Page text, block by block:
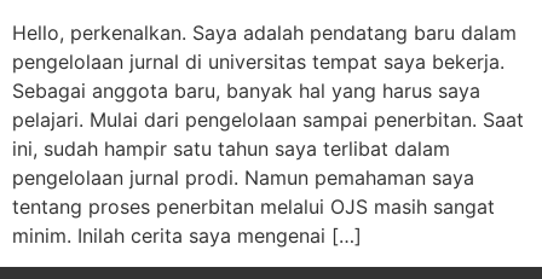
Hello, perkenalkan. Saya adalah pendatang baru dalam
pengelolaan jurnal di universitas tempat saya bekerja.
Sebagai anggota baru, banyak hal yang harus saya
pelajari. Mulai dari pengelolaan sampai penerbitan. Saat
ini, sudah hampir satu tahun saya terlibat dalam
pengelolaan jurnal prodi. Namun pemahaman saya
tentang proses penerbitan melalui OJS masih sangat
minim. Inilah cerita saya mengenai […]